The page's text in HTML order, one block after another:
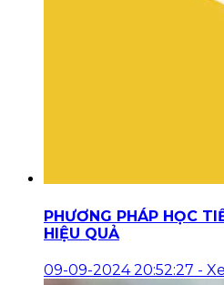
PHƯƠNG PHÁP HỌC
HIỆU QUẢ
09-09-2024 20:52:27 -